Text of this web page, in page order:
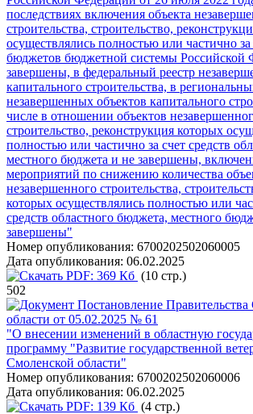
последствиях включения объекта
строительства, строительство,
осуществлялись полностью или частично за
бюджетов бюджетной системы Российской
завершены, в федеральный реестр
капитального строительства, в
незавершенных объектов капитального
числе в отношении объектов
строительство, реконструкция которых
полностью или частично за счет средств
местного бюджета и не завершены,
мероприятий по снижению количества
незавершенного строительства,
которых осуществлялись полностью или
средств областного бюджета, местного
завершены"
Номер опубликования: 6700202502060005
Дата опубликования: 06.02.2025
PDF: 369 Кб (10 стр.)
502
Постановление
области от 05.02.2025 № 61
"О внесении изменений в областную
программу "Развитие государственной
Смоленской области"
Номер опубликования: 6700202502060006
Дата опубликования: 06.02.2025
PDF: 139 Кб (4 стр.)